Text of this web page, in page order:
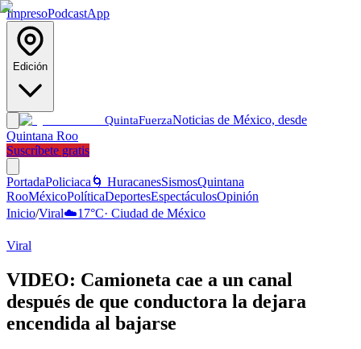
ImpresoPodcastApp
Edición
QuintaFuerzaNoticias de México, desde
Quintana Roo
Suscríbete gratis
PortadaPoliciaca 🌀 HuracanesSismosQuintana
RooMéxicoPolíticaDeportesEspectáculosOpinión
Inicio/Viral☁️17°C· Ciudad de México
Viral
VIDEO: Camioneta cae a un canal
después de que conductora la dejara
encendida al bajarse